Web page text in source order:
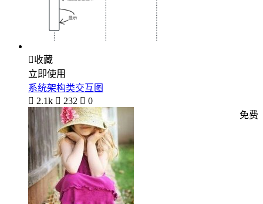
收藏
立即使用
系统架构类交互图
 2.1k  232  0
免费